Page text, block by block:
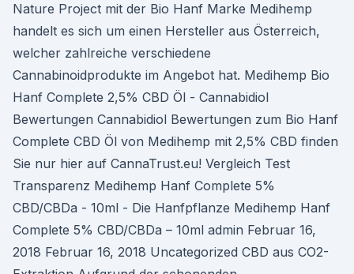
Nature Project mit der Bio Hanf Marke Medihemp
handelt es sich um einen Hersteller aus Österreich,
welcher zahlreiche verschiedene
Cannabinoidprodukte im Angebot hat. Medihemp Bio
Hanf Complete 2,5% CBD Öl - Cannabidiol
Bewertungen Cannabidiol Bewertungen zum Bio Hanf
Complete CBD Öl von Medihemp mit 2,5% CBD finden
Sie nur hier auf CannaTrust.eu! Vergleich Test
Transparenz Medihemp Hanf Complete 5%
CBD/CBDa - 10ml - Die Hanfpflanze Medihemp Hanf
Complete 5% CBD/CBDa – 10ml admin Februar 16,
2018 Februar 16, 2018 Uncategorized CBD aus CO2-